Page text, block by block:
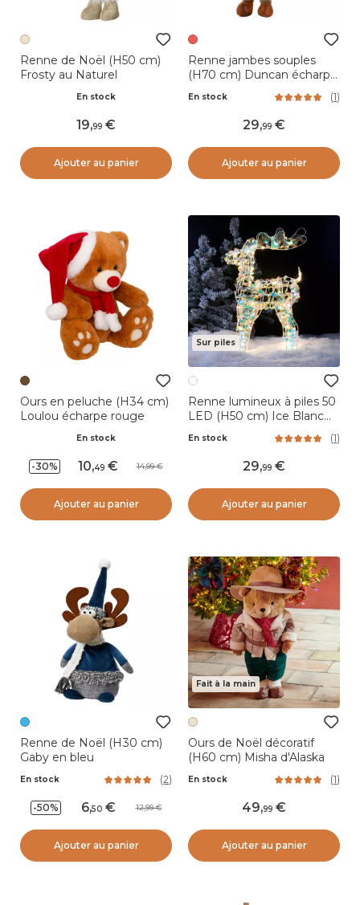
Renne de Noël (H50 cm)
Frosty au Naturel
En stock
19,99
Ajouter au panier
Renne jambes souples
(H70 cm) Duncan écharpe
En stock (1)
29,99
Ajouter au panier
Ours en peluche (H34 cm)
Loulou écharpe rouge
En stock
-30% 10,49 14,99
Ajouter au panier
Sur piles
Renne lumineux à piles 50
LED (H50 cm) Ice Blanc
En stock (1)
29,99
Ajouter au panier
Renne de Noël (H30 cm)
Gaby en bleu
En stock (2)
-50% 6,50 12,99
Ajouter au panier
Fait à la main
Ours de Noël décoratif
(H60 cm) Misha d'Alaska
En stock (1)
49,99
Ajouter au panier